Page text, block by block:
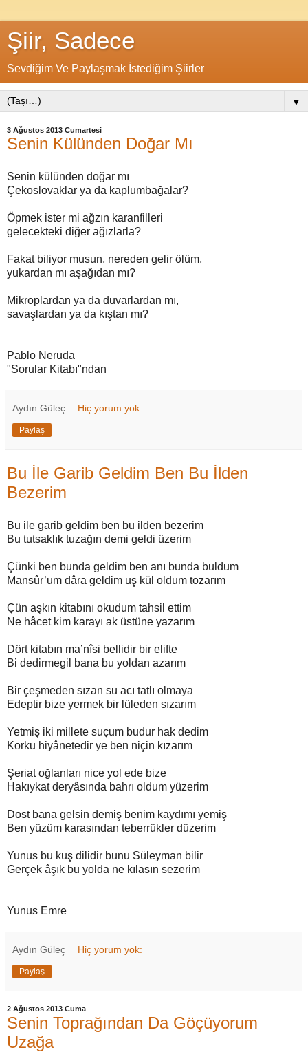
Şiir, Sadece
Sevdiğim Ve Paylaşmak İstediğim Şiirler
▼
3 Ağustos 2013 Cumartesi
Senin Külünden Doğar Mı
Senin külünden doğar mı
Çekoslovaklar ya da kaplumbağalar?
Öpmek ister mi ağzın karanfilleri
gelecekteki diğer ağızlarla?
Fakat biliyor musun, nereden gelir ölüm,
yukardan mı aşağıdan mı?
Mikroplardan ya da duvarlardan mı,
savaşlardan ya da kıştan mı?
Pablo Neruda
"Sorular Kitabı"ndan
Aydın Güleç Hiç yorum yok:
Paylaş
Bu İle Garib Geldim Ben Bu İlden
Bezerim
Bu ile garib geldim ben bu ilden bezerim
Bu tutsaklık tuzağın demi geldi üzerim
Çünki ben bunda geldim ben anı bunda buldum
Mansûr’um dâra geldim uş kül oldum tozarım
Çün aşkın kitabını okudum tahsil ettim
Ne hâcet kim karayı ak üstüne yazarım
Dört kitabın ma’nîsi bellidir bir elifte
Bi dedirmegil bana bu yoldan azarım
Bir çeşmeden sızan su acı tatlı olmaya
Edeptir bize yermek bir lüleden sızarım
Yetmiş iki millete suçum budur hak dedim
Korku hiyânetedir ye ben niçin kızarım
Şeriat oğlanları nice yol ede bize
Hakıykat deryâsında bahrı oldum yüzerim
Dost bana gelsin demiş benim kaydımı yemiş
Ben yüzüm karasından teberrükler düzerim
Yunus bu kuş dilidir bunu Süleyman bilir
Gerçek âşık bu yolda ne kılasın sezerim
Yunus Emre
Aydın Güleç Hiç yorum yok:
Paylaş
2 Ağustos 2013 Cuma
Senin Toprağından Da Göçüyorum
Uzağa